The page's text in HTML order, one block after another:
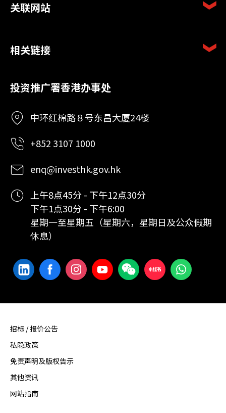
关联网站
相关链接
投资推广署香港办事处
中环红棉路８号东昌大厦24楼
+852 3107 1000
enq@investhk.gov.hk
上午8点45分 - 下午12点30分
下午1点30分 - 下午6:00
星期一至星期五（星期六，星期日及公众假期
休息）
招标 / 报价公告
私隐政策
免责声明及版权告示
其他资讯
网站指南